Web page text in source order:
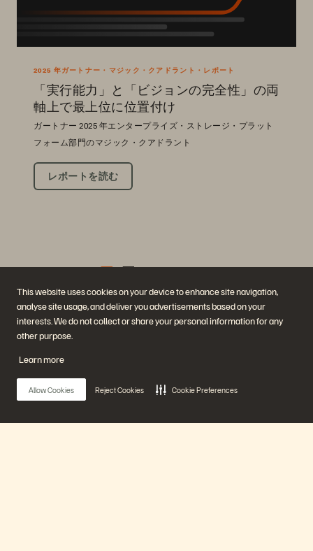
This website uses cookies on your device to enhance site navigation,
analyse site usage, and deliver you advertisements based on your
interests. We do not collect or share your personal information for any
other purpose.
Learn more
Allow Cookies Reject Cookies Cookie Preferences
2025 年ガートナー・マジック・クアドラント・レポート
「実行能力」と「ビジョンの完全性」の両
軸上で最上位に位置付け
ガートナー 2025 年エンタープライズ・ストレージ・プラット
フォーム部門のマジック・クアドラント
レポートを読む
企業情報
採用情報
サステナビリティと社会的
IR（投資家向け情報）
エグゼクティブ・ブリーフ
ソリューション
AI（人工知能）